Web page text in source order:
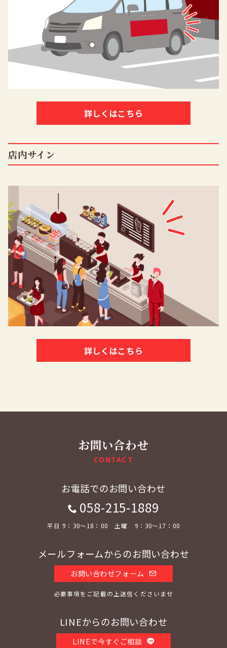
詳しくはこちら
店内サイン
詳しくはこちら
お問い合わせ
CONTACT
お電話でのお問い合わせ
058-215-1889
平日 9：30～18：00 土曜 9：30～17：00
メールフォームからのお問い合わせ
お問い合わせフォーム
必要事項をご記載の上送信くださいませ
LINEからのお問い合わせ
LINEで今すぐご相談